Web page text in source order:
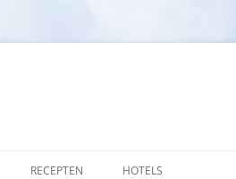
RECEPTEN HOTELS